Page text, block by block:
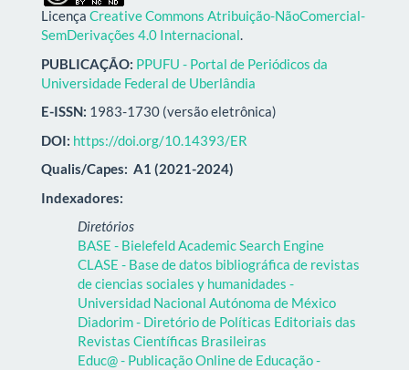
Licença Creative Commons Atribuição-NãoComercial-
SemDerivações 4.0 Internacional.
PUBLICAÇÃO: PPUFU - Portal de Periódicos da
Universidade Federal de Uberlândia
E-ISSN: 1983-1730 (versão eletrônica)
DOI: https://doi.org/10.14393/ER
Qualis/Capes: A1 (2021-2024)
Indexadores:
Diretórios
BASE - Bielefeld Academic Search Engine
CLASE - Base de datos bibliográfica de revistas
de ciencias sociales y humanidades -
Universidad Nacional Autónoma de México
Diadorim - Diretório de Políticas Editoriais das
Revistas Científicas Brasileiras
Educ@ - Publicação Online de Educação -